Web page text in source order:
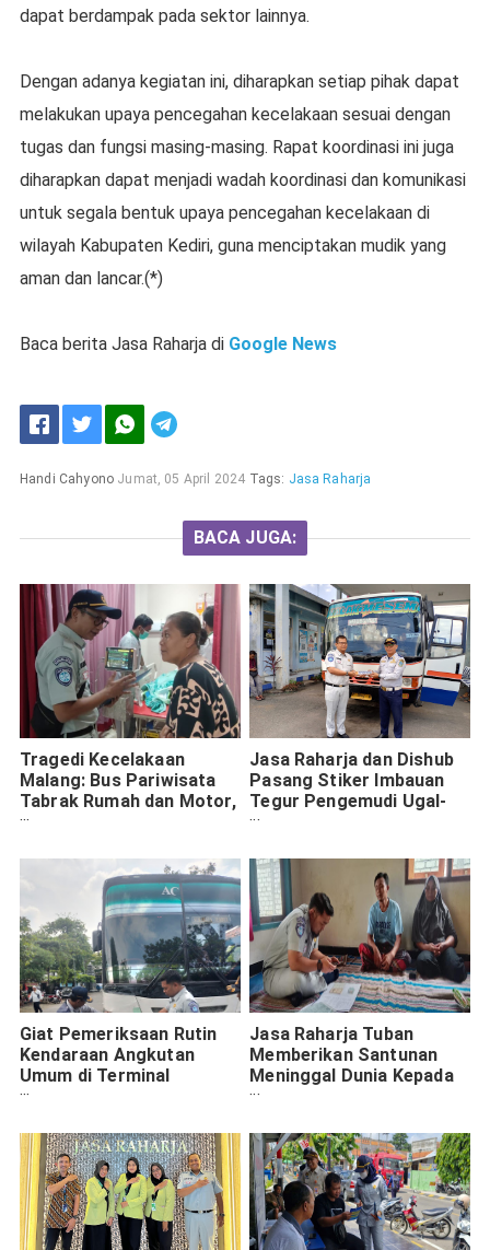
dapat berdampak pada sektor lainnya.
Dengan adanya kegiatan ini, diharapkan setiap pihak dapat
melakukan upaya pencegahan kecelakaan sesuai dengan
tugas dan fungsi masing-masing. Rapat koordinasi ini juga
diharapkan dapat menjadi wadah koordinasi dan komunikasi
untuk segala bentuk upaya pencegahan kecelakaan di
wilayah Kabupaten Kediri, guna menciptakan mudik yang
aman dan lancar.(*)
Baca berita Jasa Raharja di Google News
Handi Cahyono Jumat, 05 April 2024 Tags: Jasa Raharja
BACA JUGA:
Tragedi Kecelakaan
Malang: Bus Pariwisata
Tabrak Rumah dan Motor,
PT Jasa Raharja Segera
Jasa Raharja dan Dishub
Pasang Stiker Imbauan
Tegur Pengemudi Ugal-
ugalan di Bus Jember
Giat Pemeriksaan Rutin
Kendaraan Angkutan
Umum di Terminal
Trunojoyo Sampang
Jasa Raharja Tuban
Memberikan Santunan
Meninggal Dunia Kepada
Keluarga Korban